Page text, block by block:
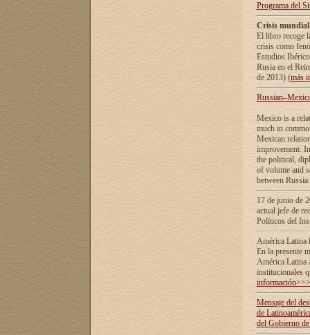
Programa del
Crisis
El libro recoge
crisis como
Estudios
Rusia en el
de 2013) (más
Mexico is a
much in
Mexican
improvement.
the political,
of volume and
between
17 de junio de
actual jefe de
Políticos del
América Latina
En la presente
América Latina
institucionales
información>>>
Mensaje del
de
del Gobierno